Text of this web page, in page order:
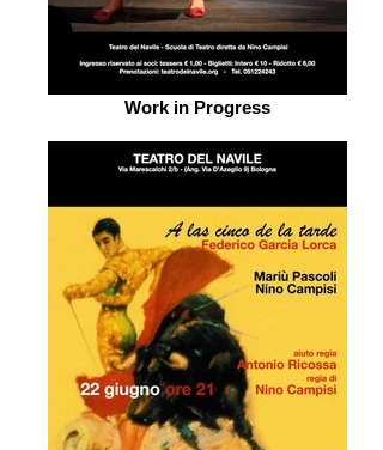
Work in Progress